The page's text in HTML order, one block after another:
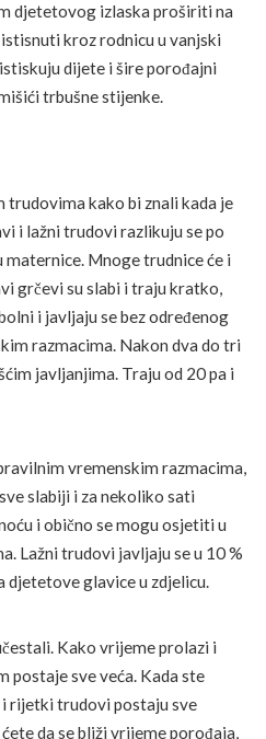
djetetovog izlaska proširiti na
kroz rodnicu u vanjski
dijete i šire porođajni
trbušne stijenke.
trudovima kako bi znali kada je
i lažni trudovi razlikuju se po
Mnoge trudnice će i
grčevi su slabi i traju kratko,
i javljaju se bez određenog
razmacima. Nakon dva do tri
javljanjima. Traju od 20 pa i
vremenskim razmacima,
slabiji i za nekoliko sati
i obično se mogu osjetiti u
Lažni trudovi javljaju se u 10 %
djetetove glavice u zdjelicu.
Kako vrijeme prolazi i
postaje sve veća. Kada ste
rijetki trudovi postaju sve
da se bliži vrijeme porođaja,